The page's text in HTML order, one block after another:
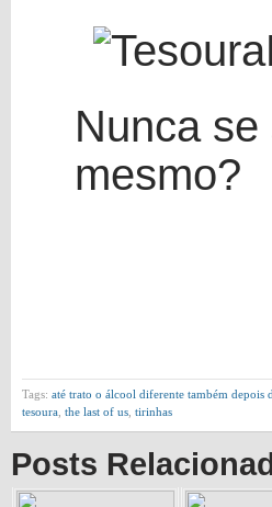
Nunca
mesmo?
Tags: até trato o álcool diferente também depois
tesoura the last of us tirinhas
Posts